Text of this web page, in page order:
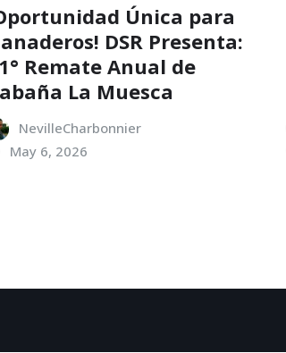
Única para
DSR Presenta:
Remate Anual de
La Muesca
NevilleCharbonnier
May 6, 2026